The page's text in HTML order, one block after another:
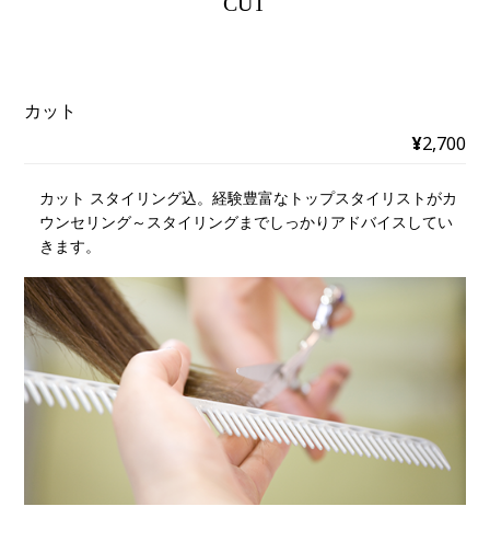
カット
¥2,700
カット スタイリング込。経験豊富なトップスタイリストがカ
ウンセリング～スタイリングまでしっかりアドバイスしてい
きます。